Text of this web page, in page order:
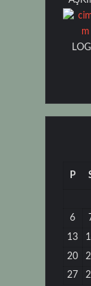
P
6
13
20
27